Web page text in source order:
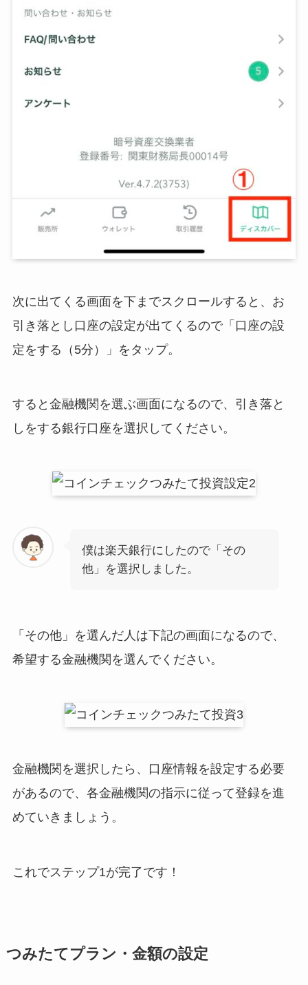
次に出てくる画面を下までスクロールすると、お
引き落とし口座の設定が出てくるので「口座の設
定をする（5分）」をタップ。
すると金融機関を選ぶ画面になるので、引き落と
しをする銀行口座を選択してください。
僕は楽天銀行にしたので「その
他」を選択しました。
「その他」を選んだ人は下記の画面になるので、
希望する金融機関を選んでください。
金融機関を選択したら、口座情報を設定する必要
があるので、各金融機関の指示に従って登録を進
めていきましょう。
これでステップ1が完了です！
つみたてプラン・金額の設定